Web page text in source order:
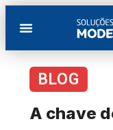
BLOG
A chave